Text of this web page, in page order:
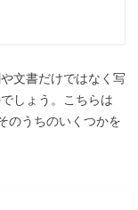
文書だけではなく写
しょう。こちらは
のうちのいくつかを